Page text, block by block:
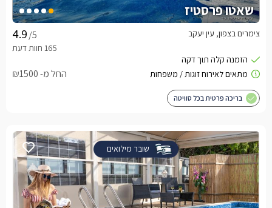
שאטו פרסטיז
/5 צימרים בצפון, עין יעקב
החל מ- ₪1500
בריכה פרטית בכל סוויטה
שובר מילואים